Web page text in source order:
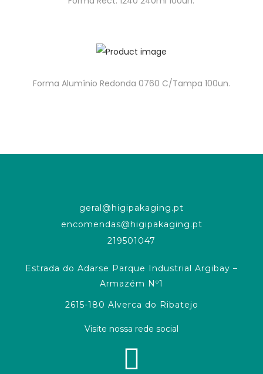
Forma Alumínio Redonda 0760 C/Tampa 100un.
geral@higipakaging.pt
encomendas@higipakaging.pt
219501047
Estrada do Adarse Parque Industrial Argibay –
Armazém Nº1
2615-180 Alverca do Ribatejo
Visite nossa rede social